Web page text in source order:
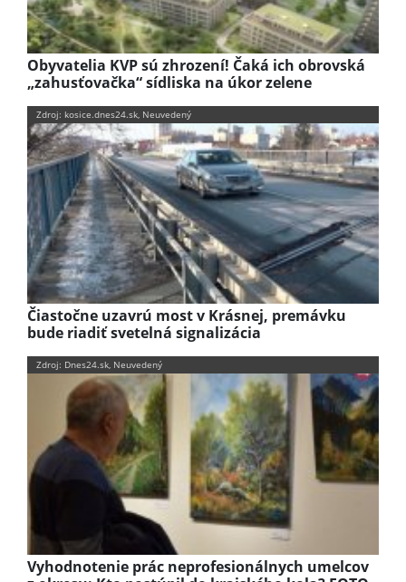
Obyvatelia KVP sú zhrození! Čaká ich obrovská
„zahusťovačka“ sídliska na úkor zelene
Zdroj: kosice.dnes24.sk, Neuvedený
Čiastočne uzavrú most v Krásnej, premávku
bude riadiť svetelná signalizácia
Zdroj: Dnes24.sk, Neuvedený
Vyhodnotenie prác neprofesionálnych umelcov